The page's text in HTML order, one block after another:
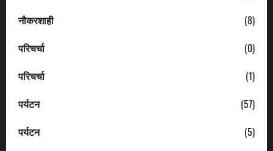
नौकरशाही
(8)
परिचर्चा
(0)
परिचर्चा
(1)
पर्यटन
(57)
पर्यटन
(5)